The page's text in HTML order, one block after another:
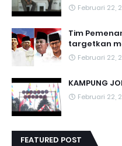
Februari 22,
Tim
targetkan
Februari 22,
KAMPUNG
Februari 22,
FEATURED POST